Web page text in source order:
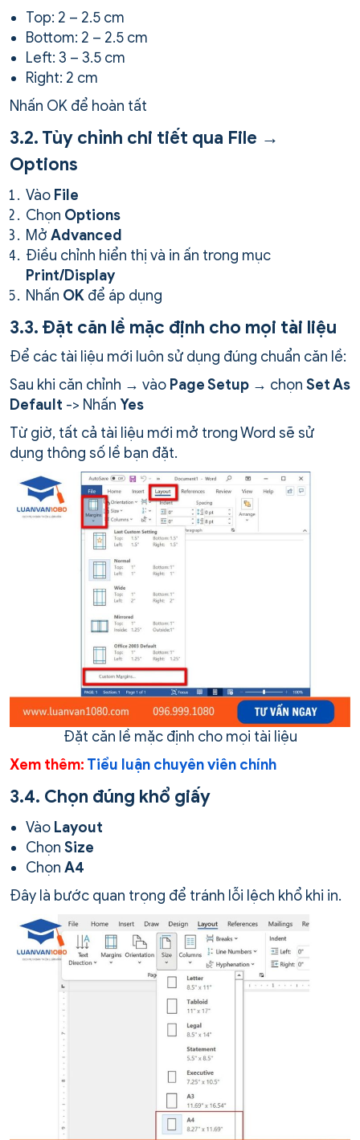
Top: 2 – 2.5 cm
Bottom: 2 – 2.5 cm
Left: 3 – 3.5 cm
Right: 2 cm
Nhấn OK để hoàn tất
3.2. Tùy chỉnh chi tiết qua File →
Options
Vào File
Chọn Options
Mở Advanced
Điều chỉnh hiển thị và in ấn trong mục
Print/Display
Nhấn OK để áp dụng
3.3. Đặt căn lề mặc định cho mọi tài liệu
Để các tài liệu mới luôn sử dụng đúng chuẩn căn lề:
Sau khi căn chỉnh → vào Page Setup → chọn Set As
Default -> Nhấn Yes
Từ giờ, tất cả tài liệu mới mở trong Word sẽ sử
dụng thông số lề bạn đặt.
Đặt căn lề mặc định cho mọi tài liệu
Xem thêm: Tiểu luận chuyên viên chính
3.4. Chọn đúng khổ giấy
Vào Layout
Chọn Size
Chọn A4
Đây là bước quan trọng để tránh lỗi lệch khổ khi in.